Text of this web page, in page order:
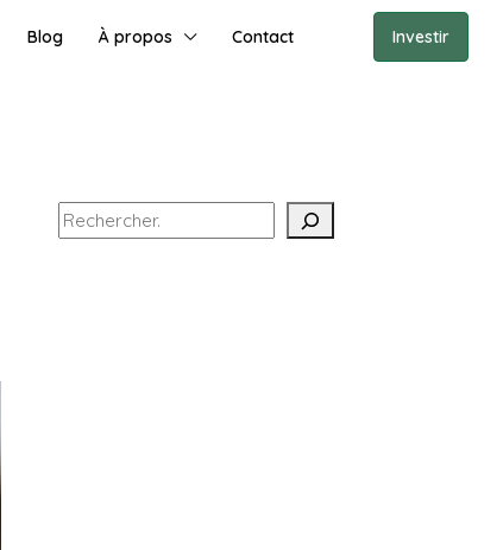
Blog À propos Contact Investir